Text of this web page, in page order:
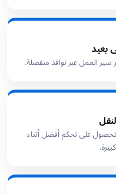
بعيد
العمل عبر نوافذ منفصلة.
على تحكم أفضل أثناء